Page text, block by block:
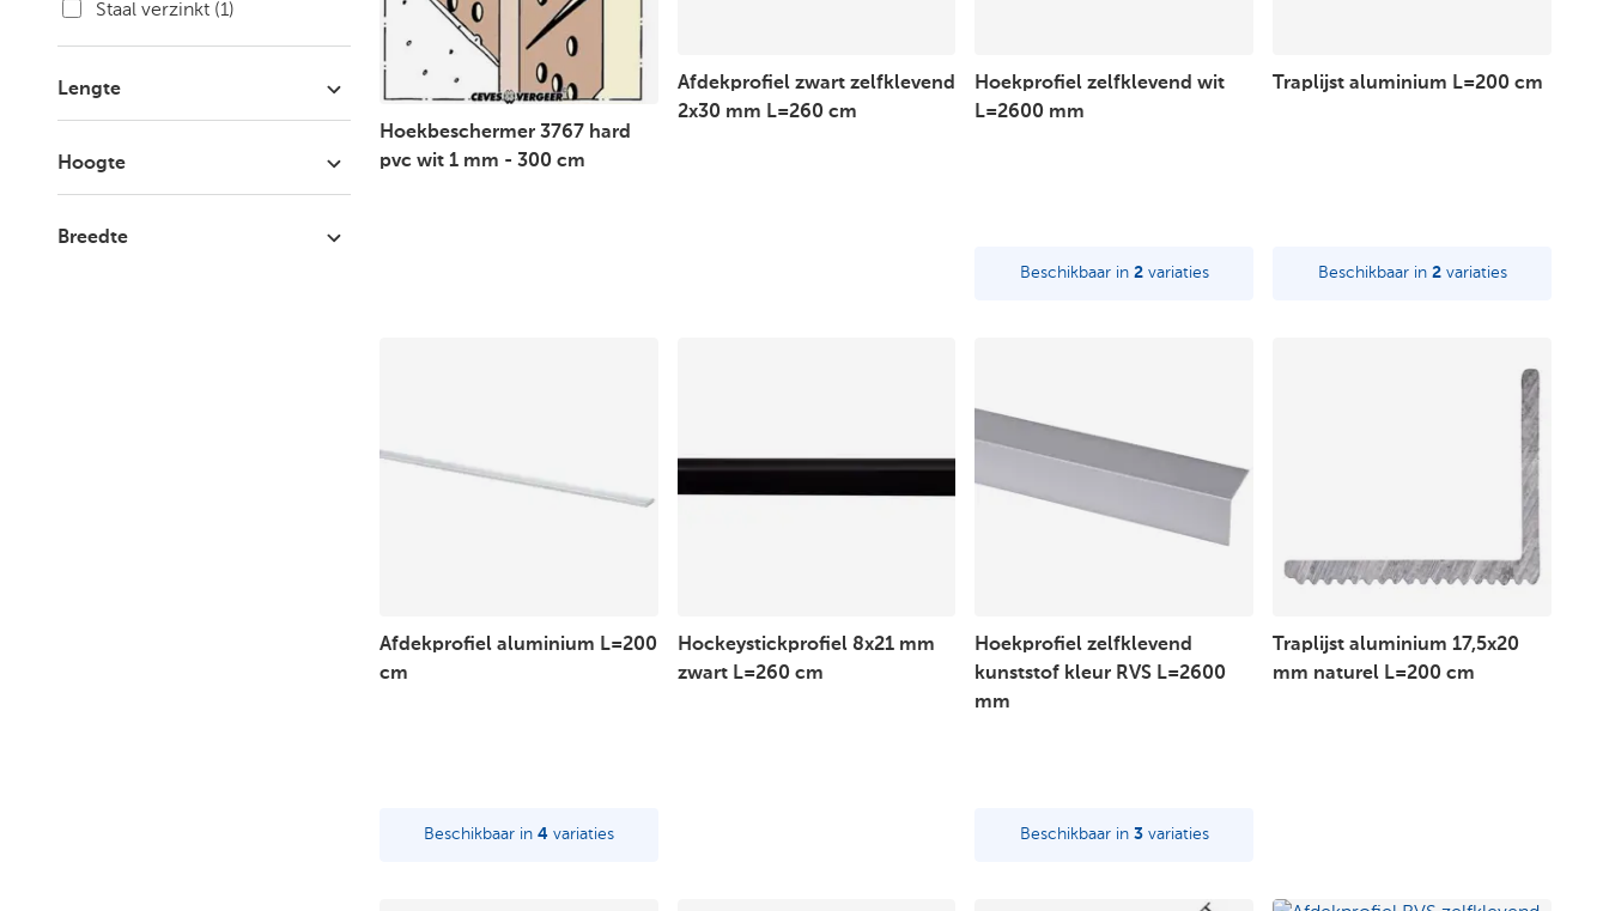
Staal verzinkt (1)
Lengte
2600 Millimeter(4)
3000 Millimeter
Hoogte
Breedte
Hoekbeschermer 3767 hard
pvc wit 1 mm - 300 cm
Afdekprofiel zwart zelfklevend
2x30 mm L=260 cm
Hoekprofiel zelfklevend wit
L=2600 mm
Beschikbaar in 2variaties
Traplijst aluminium L=200 cm
Beschikbaar in 2variaties
Afdekprofiel aluminium L=200
cm
Beschikbaar in 4variaties
Hockeystickprofiel 8x21 mm
zwart L=260 cm
Hoekprofiel zelfklevend
kunststof kleur RVS L=2600
mm
Beschikbaar in 3variaties
Traplijst aluminium 17,5x20
mm naturel L=200 cm